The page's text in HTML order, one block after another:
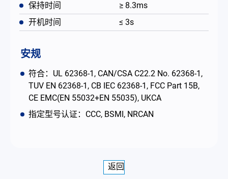
保持时间
≥ 8.3ms
开机时间
≤ 3s
安规
符合：UL 62368-1, CAN/CSA C22.2 No. 62368-1,
TUV EN 62368-1, CB IEC 62368-1, FCC Part 15B,
CE EMC(EN 55032+EN 55035), UKCA
指定型号认证：CCC, BSMI, NRCAN
返回